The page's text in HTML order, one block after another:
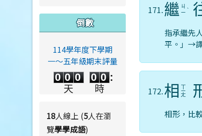
171.繼 ㄐ
ㄧ ˋ
指承繼先
平。」→
172.相 ㄒ
ㄧ
ㄤ
相形，比
倒數
114學年度下學期
一～五年級期末評量
0
0
0
0
0
0
天
0
0
0
0
時
:
0 0
分
0
秒
18人線上 (5人在瀏
覽學學成語)